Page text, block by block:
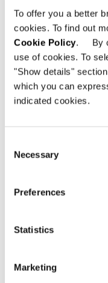
To offer you a better
cookies. To find out
Cookie Policy. By
use of cookies. To
"Show details"
which you can
indicated cookies.
Selection
Necessary
Preferences
Statistics
Marketing